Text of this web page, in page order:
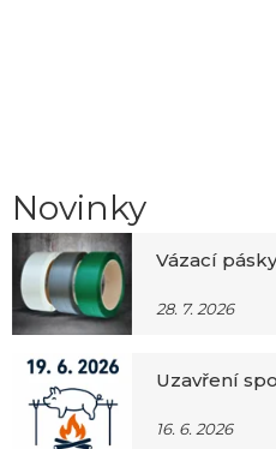
Novinky
Vázací
28. 7. 2026
Uzavření
16. 6. 2026